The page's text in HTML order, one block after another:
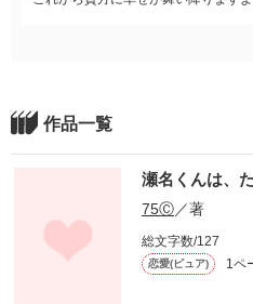
作品一覧
瀬名くんは、
75Ⓒ／著
総文字数/127
恋愛(ピュア) 1ペ